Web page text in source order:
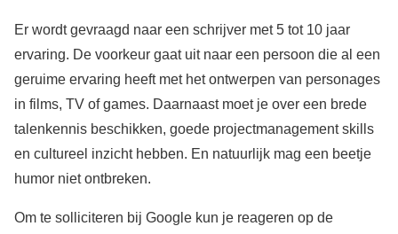
Er wordt gevraagd naar een schrijver met 5 tot 10 jaar
ervaring. De voorkeur gaat uit naar een persoon die al een
geruime ervaring heeft met het ontwerpen van personages
in films, TV of games. Daarnaast moet je over een brede
talenkennis beschikken, goede projectmanagement skills
en cultureel inzicht hebben. En natuurlijk mag een beetje
humor niet ontbreken.
Om te solliciteren bij Google kun je reageren op de